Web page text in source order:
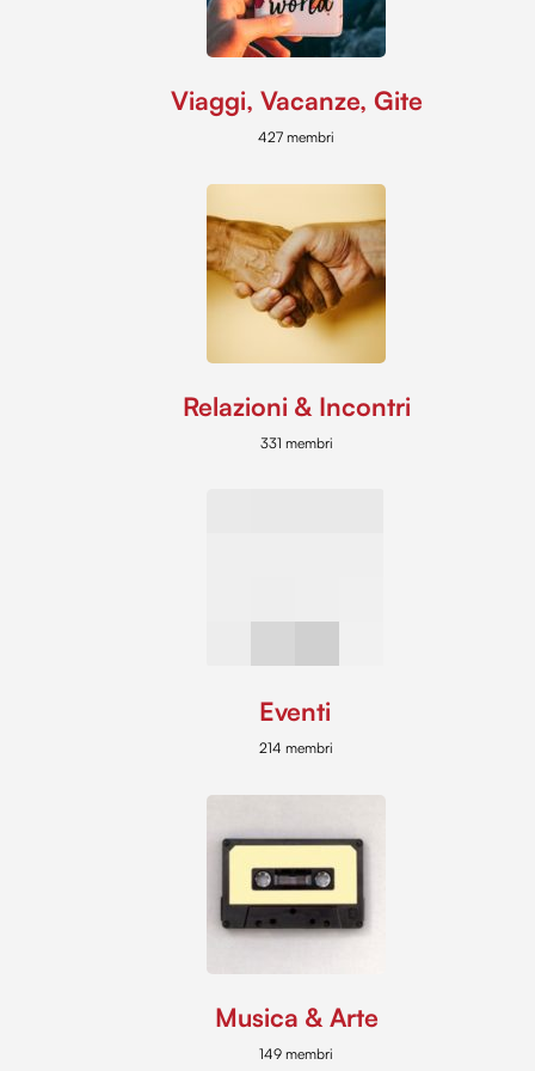
Viaggi, Vacanze, Gite
427 membri
Relazioni & Incontri
331 membri
Eventi
214 membri
Musica & Arte
149 membri